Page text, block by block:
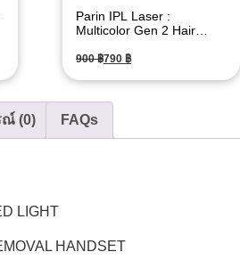
Parin IPL Laser :
Multicolor Gen 2 Hair
฿ ฿
ณ์ (0) FAQs
LIGHT
HANDSET